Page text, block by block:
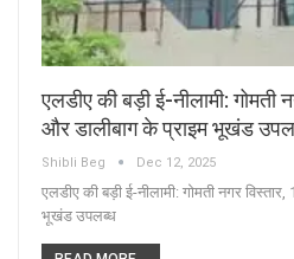
एलडीए की बड़ी ई-नीलामी: गोमती
और डालीबाग के प्राइम भूखंड
Shibli Beg Dec 12, 2025
एलडीए की बड़ी ई-नीलामी: गोमती नगर
भूखंड उपलब्ध